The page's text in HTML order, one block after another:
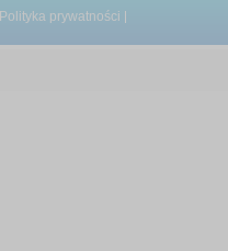
Polityka prywatności